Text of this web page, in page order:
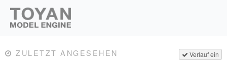
Verlauf ein
ZULETZT ANGESEHEN